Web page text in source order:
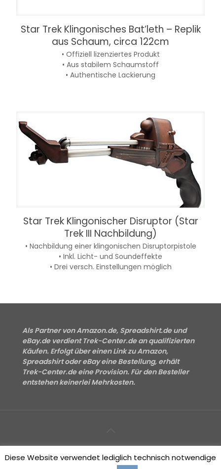
Star Trek Klingonisches Bat’leth – Replik
aus Schaum, circa 122cm
• Offiziell lizenziertes Produkt
• Aus stabilem Schaumstoff
• Authentische Lackierung
Star Trek Klingonischer Disruptor (Star
Trek III Nachbildung)
• Nachbildung einer klingonischen Disruptorpistole
• Inkl. Licht- und Soundeffekte
• Drei versch. Einstellungen möglich
Als Partner von Amazon.de, Spreadshirt.de und
eBay.de verdient Trek-Center.de an qualifizierten
Käufen. Erfolgt über einen Link zu Amazon,
Spreadshirt oder eBay eine Bestellung, erhält
Trek-Center.de eine Provision. Für den Besteller
entstehen keinerlei Mehrkosten.
Impressum Datenschutzerklärung Kontakt
Diese Website verwendet lediglich technisch notwendige